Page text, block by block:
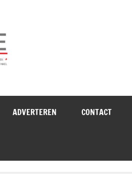
ADVERTEREN CONTACT